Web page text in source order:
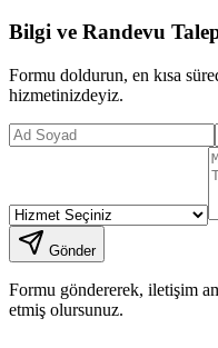
Bilgi ve Randevu
Formu doldurun, en kısa
hizmetinizdeyiz.
Gönder
Formu göndererek, iletişim
etmiş olursunuz.